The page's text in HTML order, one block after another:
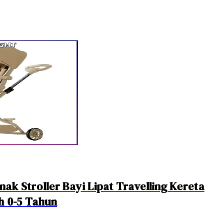
Stroller Bayi Lipat Travelling Kereta
0-5 Tahun